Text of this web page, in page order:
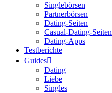
Singlebörsen
Partnerbörsen
Dating-Seiten
Casual-Dating-Seiten
Dating-Apps
Testberichte
Guides
Dating
Liebe
Singles